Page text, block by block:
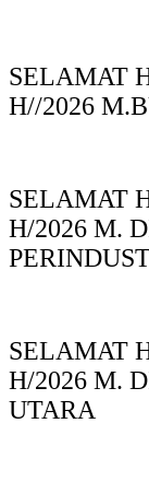
SELAMAT
H//2026
SELAMAT
H/2026 M.
SELAMAT
H/2026 M.
UTARA